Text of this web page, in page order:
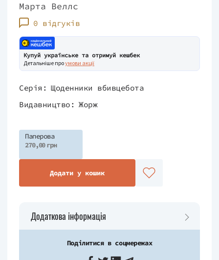
Марта Веллс
0 відгуків
Купуй українське та отримуй кешбек
Детальніше проумови акції
Серія: Щоденники вбивцебота
Видавництво: Жорж
Паперова
270,00 грн
Додати у кошик
Додаткова інформація
Поділитися в соцмережах